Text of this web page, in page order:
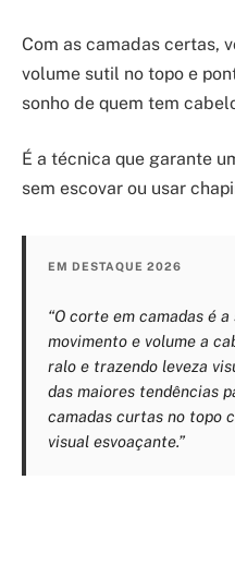
Com as camadas certas,
volume sutil no topo e
sonho de quem tem
É a técnica que garante
sem escovar ou usar
EM DESTAQUE 2026
“O corte em camadas é
movimento e volume a
ralo e trazendo leveza
das maiores tendências
camadas curtas no topo
visual esvoaçante.”